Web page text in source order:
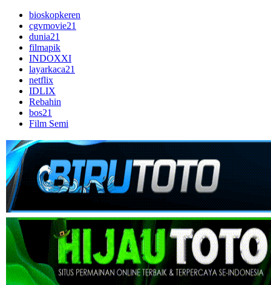
bioskopkeren
cgvmovie21
dunia21
filmapik
INDOXXI
layarkaca21
netflix
IDLIX
Rebahin
bos21
Film Semi